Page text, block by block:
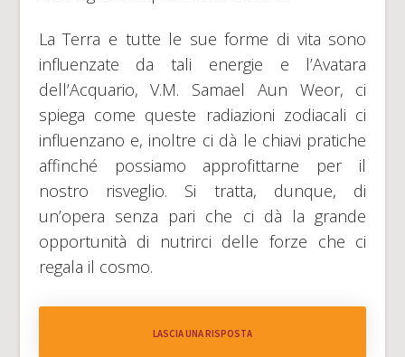
La Terra e tutte le sue forme di vita sono
influenzate da tali energie e l’Avatara
dell’Acquario, V.M. Samael Aun Weor, ci
spiega come queste radiazioni zodiacali ci
influenzano e, inoltre ci dà le chiavi pratiche
affinché possiamo approfittarne per il
nostro risveglio. Si tratta, dunque, di
un’opera senza pari che ci dà la grande
opportunità di nutrirci delle forze che ci
regala il cosmo.
LASCIA UNA RISPOSTA